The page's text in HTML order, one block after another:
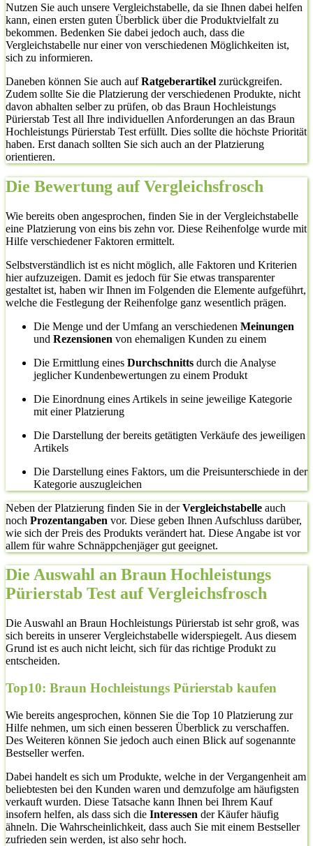
Nutzen Sie auch unsere Vergleichstabelle, da sie Ihnen dabei helfen
kann, einen ersten guten Überblick über die Produktvielfalt zu
bekommen. Bedenken Sie dabei jedoch auch, dass die
Vergleichstabelle nur einer von verschiedenen Möglichkeiten ist,
sich zu informieren.
Daneben können Sie auch aufRatgeberartikel zurückgreifen.
Zudem sollte Sie die Platzierung der verschiedenen Produkte, nicht
davon abhalten selber zu prüfen, ob das Braun Hochleistungs
Pürierstab Test all Ihre individuellen Anforderungen an das Braun
Hochleistungs Pürierstab Test erfüllt. Dies sollte die höchste Priorität
haben. Erst danach sollten Sie sich auch an der Platzierung
orientieren.
Die Bewertung auf Vergleichsfrosch
Wie bereits oben angesprochen, finden Sie in der Vergleichstabelle
eine Platzierung von eins bis zehn vor. Diese Reihenfolge wurde mit
Hilfe verschiedener Faktoren ermittelt.
Selbstverständlich ist es nicht möglich, alle Faktoren und Kriterien
hier aufzuzeigen. Damit es jedoch für Sie etwas transparenter
gestaltet ist, haben wir Ihnen im Folgenden die Elemente aufgeführt,
welche die Festlegung der Reihenfolge ganz wesentlich prägen.
Die Menge und der Umfang an verschiedenen Meinungen
und Rezensionen von ehemaligen Kunden zu einem
Die Ermittlung eines Durchschnitts durch die Analyse
jeglicher Kundenbewertungen zu einem Produkt
Die Einordnung eines Artikels in seine jeweilige Kategorie
mit einer Platzierung
Die Darstellung der bereits getätigten Verkäufe des jeweiligen
Artikels
Die Darstellung eines Faktors, um die Preisunterschiede in der
Kategorie auszugleichen
Neben der Platzierung finden Sie in derVergleichstabelle auch
noch Prozentangaben vor. Diese geben Ihnen Aufschluss darüber,
wie sich der Preis des Produkts verändert hat. Diese Angabe ist vor
allem für wahre Schnäppchenjäger gut geeignet.
Die Auswahl an Braun Hochleistungs
Pürierstab Test auf Vergleichsfrosch
Die Auswahl an Braun Hochleistungs Pürierstab ist sehr groß, was
sich bereits in unserer Vergleichstabelle widerspiegelt. Aus diesem
Grund ist es auch nicht leicht, sich für das richtige Produkt zu
entscheiden.
Top10: Braun Hochleistungs Pürierstab kaufen
Wie bereits angesprochen, können Sie die Top 10 Platzierung zur
Hilfe nehmen, um sich einen besseren Überblick zu verschaffen.
Des Weiteren können Sie jedoch auch einen Blick auf sogenannte
Bestseller werfen.
Dabei handelt es sich um Produkte, welche in der Vergangenheit am
beliebtesten bei den Kunden waren und demzufolge am häufigsten
verkauft wurden. Diese Tatsache kann Ihnen bei Ihrem Kauf
insofern helfen, als dass sich die Interessen der Käufer häufig
ähneln. Die Wahrscheinlichkeit, dass auch Sie mit einem Bestseller
zufrieden sein werden, ist also sehr hoch.